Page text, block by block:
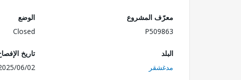
معرّف المشروع
P509863
الوضع
Closed
البلد
مدغشقر
تاريخ
06/02